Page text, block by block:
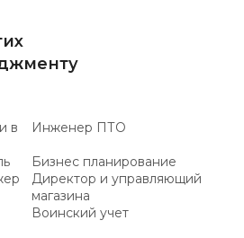
в
Инженер ПТО
Бизнес планирование
Директор и управляющий
магазина
Воинский учет